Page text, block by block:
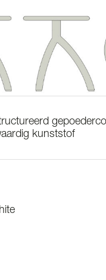
kunststof